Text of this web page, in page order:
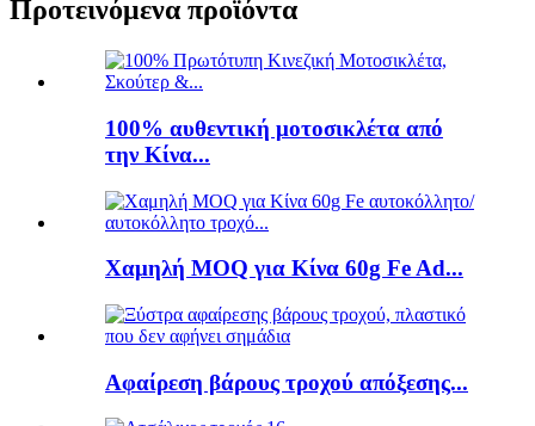
Προτεινόμενα προϊόντα
100% αυθεντική μοτοσικλέτα από
την Κίνα...
Χαμηλή MOQ για Κίνα 60g Fe Ad...
Αφαίρεση βάρους τροχού απόξεσης...